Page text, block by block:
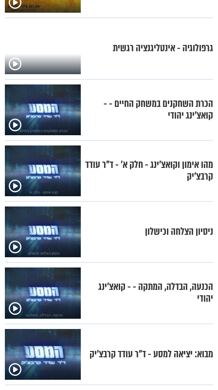
גרפולוגיה - אינטליגנציה רגשית
הכרת השחקנים במשחק החיים - -
קואצ'ינג יהודי
מהו אימון וקואצ'ינג - חלק א' - ד"ר עודד
קרבצ'יק
ניסיון הצלחה וכישלון
הכנעה, הבדלה, המתקה - - קואצ'ינג
יהודי
מבוא: יציאה למסע - ד"ר עודד קרבצ'יק